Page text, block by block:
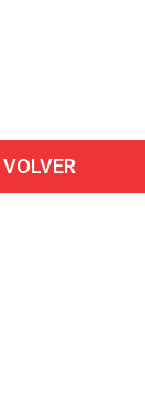
VOLVER